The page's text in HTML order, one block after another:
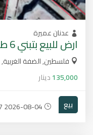
عدنان عميرة
ارض للبيع بتبني 6 طوابق
فلسطين, الضفة
135,000دينار
بيع